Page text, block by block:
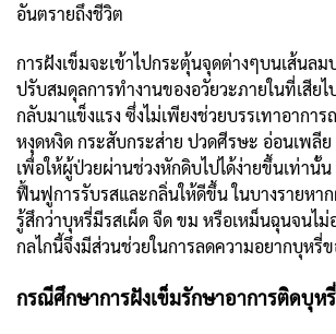
อันตรายถึงชีวิต
การฝังเข็มจะเข้าไปกระตุ้นจุดต่างๆบนเส้นล
ปรับสมดุลการทำงานของอวัยวะภายในที่เสีย
กลับมาแข็งแรง ซึ่งไม่เพียงช่วยบรรเทาอาการ
หงุดหงิด กระสับกระส่าย ปวดศีรษะ อ่อนเพลี
เพื่อให้ผู้ป่วยผ่านช่วงหักดิบไปได้ง่ายขึ้นเท่านั้น
ฟื้นฟูการรับรสและกลิ่นให้ดีขึ้น ในบางรายหา
รู้สึกว่าบุหรี่มีรสเผ็ด จืด ขม หรือเหม็นฉุนจนไ
กลไกนี้จึงมีส่วนช่วยในการลดความอยากบุหรี่
กรณีศึกษาการฝังเข็มรักษาอาการติดบุหรี่